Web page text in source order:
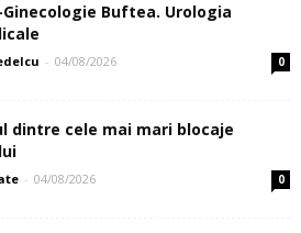
Buftea. Urologia
- 04/08/2026 0
dintre cele mai mari blocaje
- 04/08/2026 0